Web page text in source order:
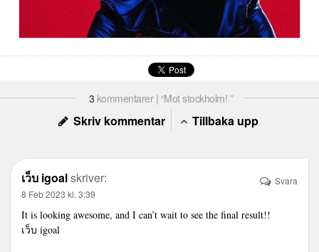
3 kommentarer | “Mot stockholm! ”
Skriv kommentar Tillbaka upp
เว็บ igoalskriver:
8 Feb 2023 kl. 3:39
It is looking awesome, and I can’t wait to see the final result!!
เว็บ igoal
Svara